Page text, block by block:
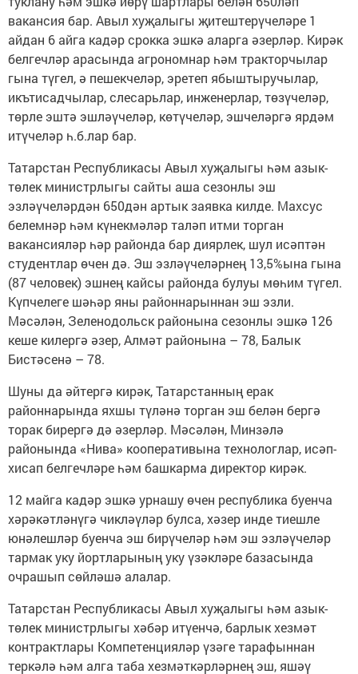
вакансия бар. Авыл хуҗалыгы җитештерүчеләре 1
айдан 6 айга кадәр срокка эшкә аларга әзерләр. Кирәк
белгечләр арасында агрономнар һәм тракторчылар
гына түгел, ә пешекчеләр, эретеп ябыштыручылар,
икътисадчылар, слесарьлар, инженерлар, төзүчеләр,
төрле эштә эшләүчеләр, көтүчеләр, эшчеләргә ярдәм
итүчеләр һ.б.лар бар.
Татарстан Республикасы Авыл хуҗалыгы һәм азык-
төлек министрлыгы сайты аша сезонлы эш
эзләүчеләрдән 650дән артык заявка килде. Махсус
белемнәр һәм күнекмәләр таләп итми торган
вакансияләр һәр районда бар диярлек, шул исәптән
студентлар өчен дә. Эш эзләүчеләрнең 13,5%ына гына
(87 человек) эшнең кайсы районда булуы мөһим түгел.
Күпчелеге шәһәр яны районнарыннан эш эзли.
Мәсәлән, Зеленодольск районына сезонлы эшкә 126
кеше килергә әзер, Алмәт районына – 78, Балык
Бистәсенә – 78.
Шуны да әйтергә кирәк, Татарстанның ерак
районнарында яхшы түләнә торган эш белән бергә
торак бирергә дә әзерләр. Мәсәлән, Минзәлә
районында «Нива» кооперативына технологлар, исәп-
хисап белгечләре һәм башкарма директор кирәк.
12 майга кадәр эшкә урнашу өчен республика буенча
хәрәкәтләнүгә чикләүләр булса, хәзер инде тиешле
юнәлешләр буенча эш бирүчеләр һәм эш эзләүчеләр
тармак уку йортларының уку үзәкләре базасында
очрашып сөйләшә алалар.
Татарстан Республикасы Авыл хуҗалыгы һәм азык-
төлек министрлыгы хәбәр итүенчә, барлык хезмәт
контрактлары Компетенцияләр үзәге тарафыннан
теркәлә һәм алга таба хезмәткәрләрнең эш, яшәү